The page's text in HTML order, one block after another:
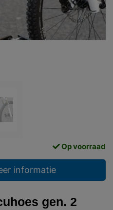
Op voorraad
informatie
gen. 2